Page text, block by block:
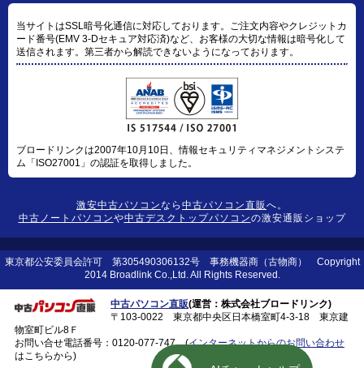
当サイトはSSL暗号化通信に対応しております。ご注文内容やクレジットカ
ード番号(EMV 3-Dセキュア対応済)など、お客様の大切な情報は暗号化して
送信されます。第三者から解読できないようになっております。
ブロードリンクは2007年10月10日、情報セキュリティマネジメントシステ
ム「ISO27001」の認証を取得しました。
激安中古パソコンなら 中古パソコン直販 へ。
中古ノートパソコンや中古デスクトップパソコンの激安通販ショップ
東京都公安委員会許可 第305490306132号 事務機器商（古物商） Copyright
2014 Broadlink Co.,Ltd. All Rights Reserved.
中古パソコン直販(運営：株式会社ブロードリンク)
〒103-0022 東京都中央区日本橋室町4-3-18 東京建
物室町ビル8Ｆ
お問い合せ電話番号： 0120-077-747(インターネットからのお問い合わせ
はこちらから)